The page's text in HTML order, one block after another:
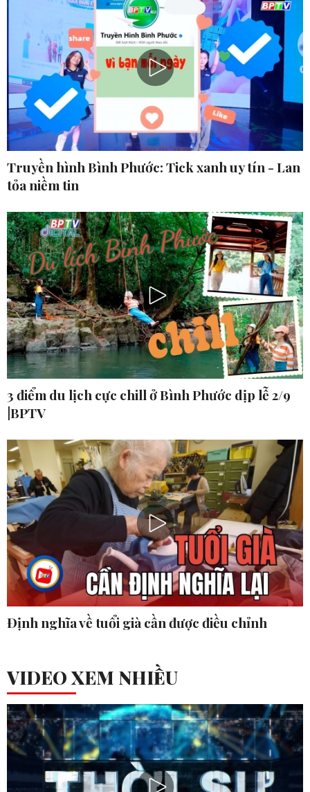
Truyền hình Bình Phước: Tick xanh uy tín - Lan
tỏa niềm tin
3 điểm du lịch cực chill ở Bình Phước dịp lễ 2/9
|BPTV
Định nghĩa về tuổi già cần được điều chỉnh
VIDEO XEM NHIỀU